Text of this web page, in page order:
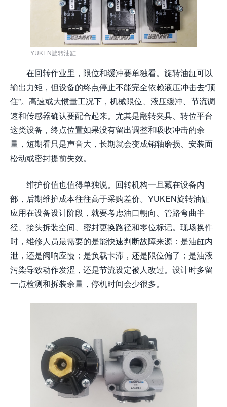
YUKEN旋转油缸
在回转作业里，限位和缓冲要单独看。旋转油缸可以
输出力矩，但设备的终点停止不能完全依赖液压冲击去“顶
住”。高速或大惯量工况下，机械限位、液压缓冲、节流调
速和传感器确认要配合起来。尤其是翻转夹具、转位平台
这类设备，终点位置如果没有留出调整和吸收冲击的余
量，短期看只是声音大，长期就会变成销轴磨损、安装面
松动或密封提前失效。
维护价值也值得单独说。回转机构一旦藏在设备内
部，后期维护成本往往高于采购差价。YUKEN旋转油缸
应用在设备设计阶段，就要考虑油口朝向、管路弯曲半
径、接头拆装空间、密封更换路径和零位标记。现场换件
时，维修人员最需要的是能快速判断故障来源：是油缸内
泄，还是阀响应慢；是负载卡滞，还是限位偏了；是油液
污染导致动作发涩，还是节流设定被人改过。设计时多留
一点检测和拆装余量，停机时间会少很多。